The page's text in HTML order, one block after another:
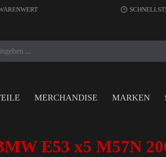
MERCHANDISE MARKEN
E53 x5 M57N